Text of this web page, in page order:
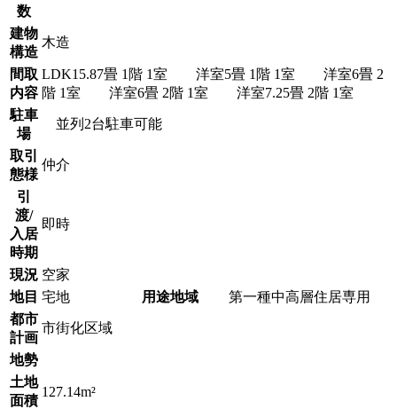
数
建物
構造
木造
間取
内容
LDK15.87畳 1階 1室 洋室5畳 1階 1室 洋室6畳 2
階 1室 洋室6畳 2階 1室 洋室7.25畳 2階 1室
駐車
場
並列2台駐車可能
取引
態様
仲介
引
渡/
入居
時期
即時
現況 空家
地目 宅地 用途地域
第一種中高層住居専用
都市
計画
市街化区域
地勢
土地
面積
127.14m²